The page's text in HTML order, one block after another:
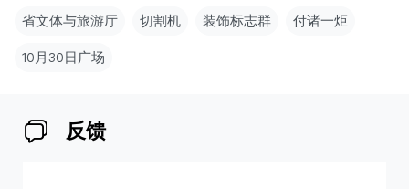
省文体与旅游厅 切割机 装饰标志群 付诸一炬
10月30日广场
反馈